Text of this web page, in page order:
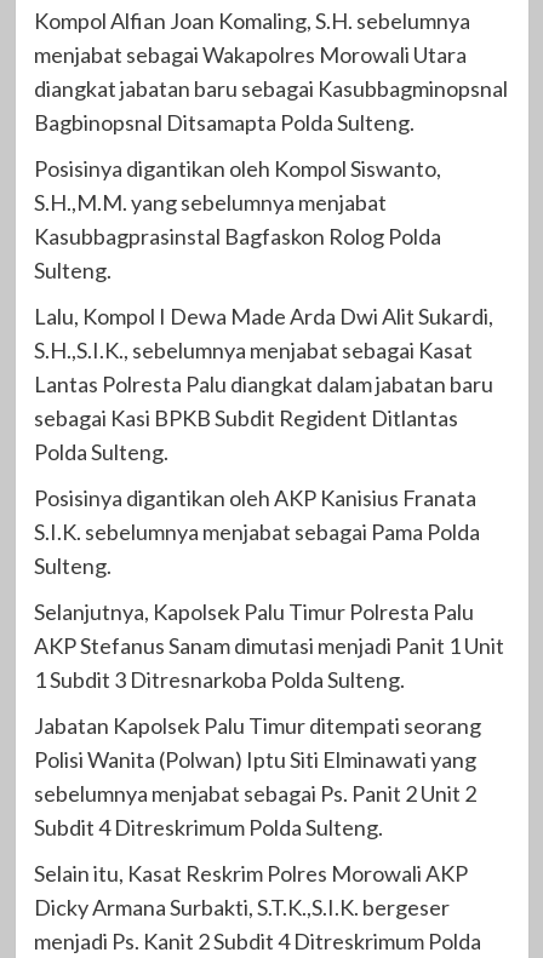
Kompol Alfian Joan Komaling, S.H. sebelumnya
menjabat sebagai Wakapolres Morowali Utara
diangkat jabatan baru sebagai Kasubbagminopsnal
Bagbinopsnal Ditsamapta Polda Sulteng.
Posisinya digantikan oleh Kompol Siswanto,
S.H.,M.M. yang sebelumnya menjabat
Kasubbagprasinstal Bagfaskon Rolog Polda
Sulteng.
Lalu, Kompol I Dewa Made Arda Dwi Alit Sukardi,
S.H.,S.I.K., sebelumnya menjabat sebagai Kasat
Lantas Polresta Palu diangkat dalam jabatan baru
sebagai Kasi BPKB Subdit Regident Ditlantas
Polda Sulteng.
Posisinya digantikan oleh AKP Kanisius Franata
S.I.K. sebelumnya menjabat sebagai Pama Polda
Sulteng.
Selanjutnya, Kapolsek Palu Timur Polresta Palu
AKP Stefanus Sanam dimutasi menjadi Panit 1 Unit
1 Subdit 3 Ditresnarkoba Polda Sulteng.
Jabatan Kapolsek Palu Timur ditempati seorang
Polisi Wanita (Polwan) Iptu Siti Elminawati yang
sebelumnya menjabat sebagai Ps. Panit 2 Unit 2
Subdit 4 Ditreskrimum Polda Sulteng.
Selain itu, Kasat Reskrim Polres Morowali AKP
Dicky Armana Surbakti, S.T.K.,S.I.K. bergeser
menjadi Ps. Kanit 2 Subdit 4 Ditreskrimum Polda